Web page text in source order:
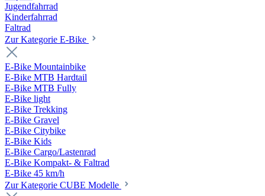
Jugendfahrrad
Kinderfahrrad
Faltrad
Zur Kategorie E-Bike
E-Bike Mountainbike
E-Bike MTB Hardtail
E-Bike MTB Fully
E-Bike light
E-Bike Trekking
E-Bike Gravel
E-Bike Citybike
E-Bike Kids
E-Bike Cargo/Lastenrad
E-Bike Kompakt- & Faltrad
E-Bike 45 km/h
Zur Kategorie CUBE Modelle